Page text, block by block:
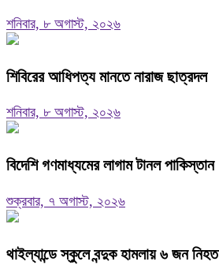
শনিবার, ৮ অগাস্ট, ২০২৬
শিবিরের আধিপত্য মানতে নারাজ ছাত্রদল
শনিবার, ৮ অগাস্ট, ২০২৬
বিদেশি গণমাধ্যমের লাগাম টানল পাকিস্তান
শুক্রবার, ৭ অগাস্ট, ২০২৬
থাইল্যান্ডে স্কুলে বন্দুক হামলায় ৬ জন নিহত